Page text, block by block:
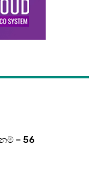
– 56